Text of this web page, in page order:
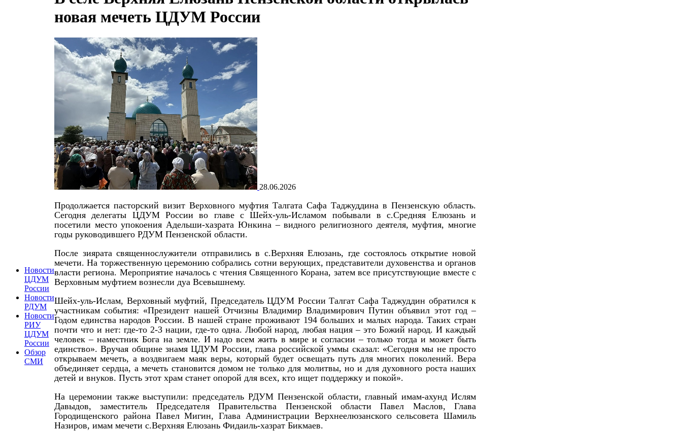
Новости
ЦДУМ
России
Новости
РДУМ
Новости
РИУ
ЦДУМ
России
Обзор
СМИ
новая мечеть ЦДУМ России
28.06.2026
Продолжается пасторский визит Верховного муфтия Талгата Сафа Таджуддина в Пензенскую область.
Сегодня делегаты ЦДУМ России во главе с Шейх-уль-Исламом побывали в с.Средняя Елюзань и
посетили место упокоения Адельши-хазрата Юнкина – видного религиозного деятеля, муфтия, многие
годы руководившего РДУМ Пензенской области.
После зиярата священнослужители отправились в с.Верхняя Елюзань, где состоялось открытие новой
мечети. На торжественную церемонию собрались сотни верующих, представители духовенства и органов
власти региона. Мероприятие началось с чтения Священного Корана, затем все присутствующие вместе с
Верховным муфтием вознесли дуа Всевышнему.
Шейх-уль-Ислам, Верховный муфтий, Председатель ЦДУМ России Талгат Сафа Таджуддин обратился к
участникам события: «Президент нашей Отчизны Владимир Владимирович Путин объявил этот год –
Годом единства народов России. В нашей стране проживают 194 больших и малых народа. Таких стран
почти что и нет: где-то 2-3 нации, где-то одна. Любой народ, любая нация – это Божий народ. И каждый
человек – наместник Бога на земле. И надо всем жить в мире и согласии – только тогда и может быть
единство». Вручая общине знамя ЦДУМ России, глава российской уммы сказал: «Сегодня мы не просто
открываем мечеть, а воздвигаем маяк веры, который будет освещать путь для многих поколений. Вера
объединяет сердца, а мечеть становится домом не только для молитвы, но и для духовного роста наших
детей и внуков. Пусть этот храм станет опорой для всех, кто ищет поддержку и покой».
На церемонии также выступили: председатель РДУМ Пензенской области, главный имам-ахунд Ислям
Давыдов, заместитель Председателя Правительства Пензенской области Павел Маслов, Глава
Городищенского района Павел Мигин, Глава Администрации Верхнеелюзанского сельсовета Шамиль
Назиров, имам мечети с.Верхняя Елюзань Фидаиль-хазрат Бикмаев.